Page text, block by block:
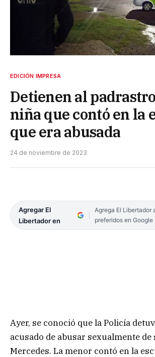
EDICIÓN IMPRESA
Detienen al
niña que contó en la
que era abusada
24 de noviembre de 2023
Agregar El
Libertador en
Agrega El Libertador
preferidos en Google
Ayer, se conoció que la Policía
acusado de abusar sexualmente
Mercedes. La menor contó en la